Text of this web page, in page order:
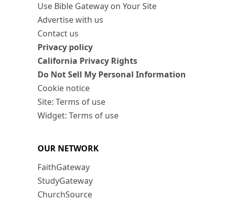
Use Bible Gateway on Your Site
Advertise with us
Contact us
Privacy policy
California Privacy Rights
Do Not Sell My Personal Information
Cookie notice
Site: Terms of use
Widget: Terms of use
OUR NETWORK
FaithGateway
StudyGateway
ChurchSource